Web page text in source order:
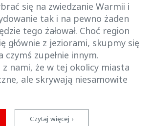
się na zwiedzanie Warmii i
tak i na pewno żaden
tego żałował. Choć region
głównie z jeziorami, skupmy się
czymś zupełnie innym.
z nami, że w tej okolicy miasta
ale skrywają niesamowite
Czytaj więcej ›